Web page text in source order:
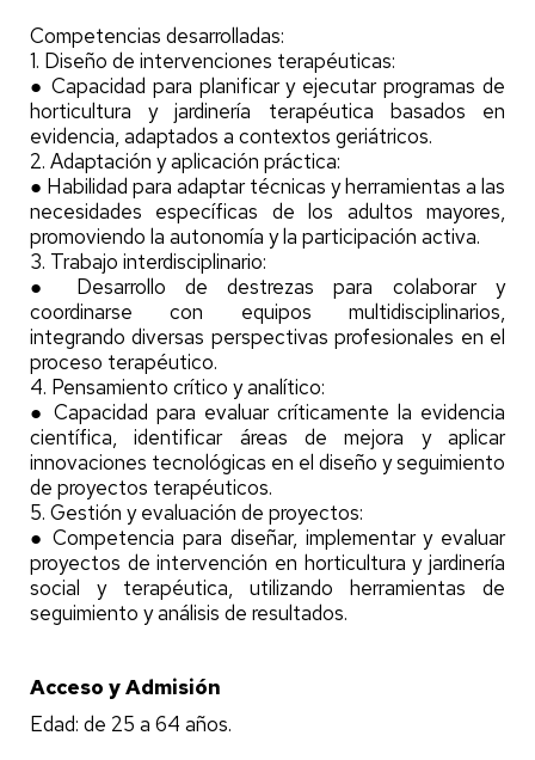
Competencias desarrolladas:
1. Diseño de intervenciones terapéuticas:
● Capacidad para planificar y ejecutar programas de
horticultura y jardinería terapéutica basados en
evidencia, adaptados a contextos geriátricos.
2. Adaptación y aplicación práctica:
● Habilidad para adaptar técnicas y herramientas a las
necesidades específicas de los adultos mayores,
promoviendo la autonomía y la participación activa.
3. Trabajo interdisciplinario:
● Desarrollo de destrezas para colaborar y
coordinarse con equipos multidisciplinarios,
integrando diversas perspectivas profesionales en el
proceso terapéutico.
4. Pensamiento crítico y analítico:
● Capacidad para evaluar críticamente la evidencia
científica, identificar áreas de mejora y aplicar
innovaciones tecnológicas en el diseño y seguimiento
de proyectos terapéuticos.
5. Gestión y evaluación de proyectos:
● Competencia para diseñar, implementar y evaluar
proyectos de intervención en horticultura y jardinería
social y terapéutica, utilizando herramientas de
seguimiento y análisis de resultados.
Acceso y Admisión
Edad: de 25 a 64 años.